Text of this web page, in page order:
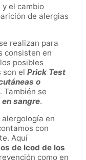
el cambio
de alergias
realizan para
consisten en
posibles
son el Prick Test
o
También se
sangre.
en
con
Aquí
de Icod de los
como en